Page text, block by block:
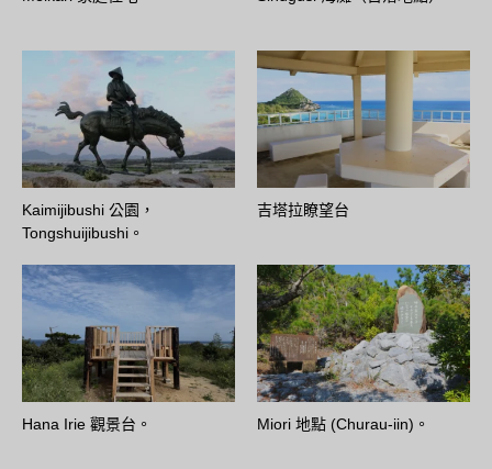
Kaimijibushi 公園，
Tongshuijibushi。
吉塔拉瞭望台
Hana Irie 觀景台。 Miori 地點 (Churau-iin)。